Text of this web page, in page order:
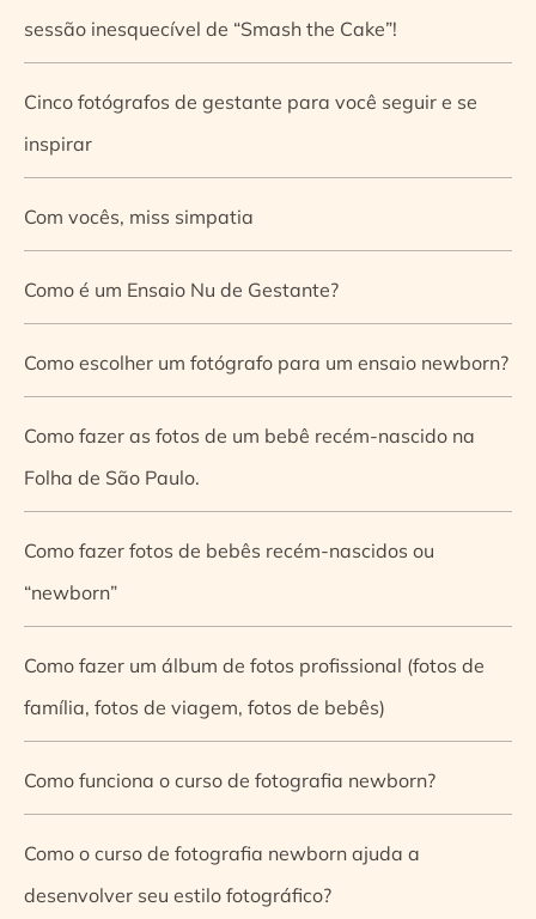
sessão inesquecível de “Smash the Cake”!
Cinco fotógrafos de gestante para você seguir e se
inspirar
Com vocês, miss simpatia
Como é um Ensaio Nu de Gestante?
Como escolher um fotógrafo para um ensaio newborn?
Como fazer as fotos de um bebê recém-nascido na
Folha de São Paulo.
Como fazer fotos de bebês recém-nascidos ou
“newborn”
Como fazer um álbum de fotos profissional (fotos de
família, fotos de viagem, fotos de bebês)
Como funciona o curso de fotografia newborn?
Como o curso de fotografia newborn ajuda a
desenvolver seu estilo fotográfico?